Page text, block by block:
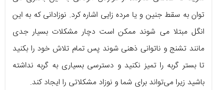
توان به سقط جنین و یا مرده زایی اشاره کرد. نوزادانی که به این
انگل مبتلا می شوند ممکن است دچار مشکلات بسیار جدی
مانند تشنج و ناتوانی ذهنی شوند پس تمام تلاش خود را بکنید
تا بستر گربه را تمیز نکنید و دسترسی بسیاری به گربه نداشته
باشید زیرا می‌تواند برای شما و نوزاد مشکلاتی را ایجاد کند.